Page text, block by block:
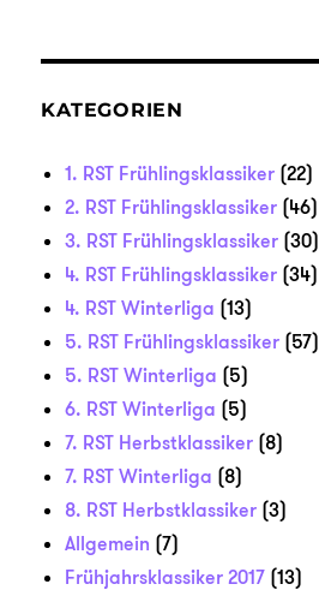
KATEGORIEN
1. RST Frühlingsklassiker (22)
2. RST Frühlingsklassiker (46)
3. RST Frühlingsklassiker (30)
4. RST Frühlingsklassiker (34)
4. RST Winterliga (13)
5. RST Frühlingsklassiker (57)
5. RST Winterliga (5)
6. RST Winterliga (5)
7. RST Herbstklassiker (8)
7. RST Winterliga (8)
8. RST Herbstklassiker (3)
Allgemein (7)
Frühjahrsklassiker 2017 (13)